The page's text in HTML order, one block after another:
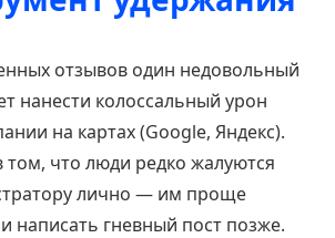
отзывов один недовольный
нанести колоссальный урон
на картах (Google, Яндекс).
что люди редко жалуются
лично — им проще
написать гневный пост позже.